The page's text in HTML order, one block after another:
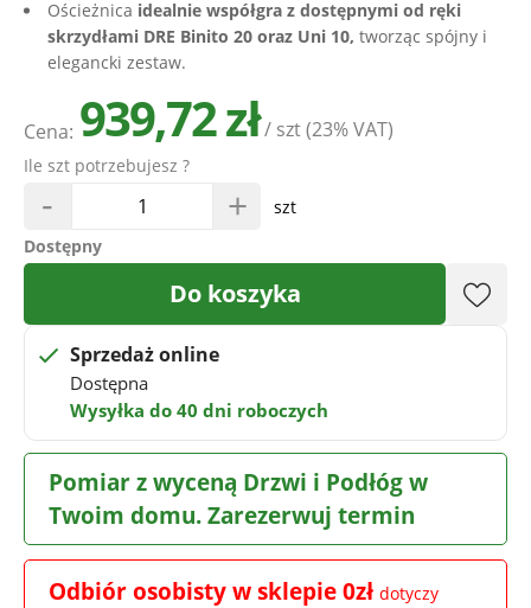
Ościeżnica idealnie współgra z dostępnymi od ręki
skrzydłami DRE Binito 20 oraz Uni 10, tworząc spójny i
elegancki zestaw.
Cena: 939,72 zł/ szt(23% VAT)
Ile szt potrzebujesz ?
- +
szt
Dostępny
Do koszyka
Sprzedaż online
Dostępna
Wysyłka do 40 dni roboczych
Pomiar z wyceną Drzwi i Podłóg w
Twoim domu. Zarezerwuj termin
Odbiór osobisty w sklepie 0zł dotyczy